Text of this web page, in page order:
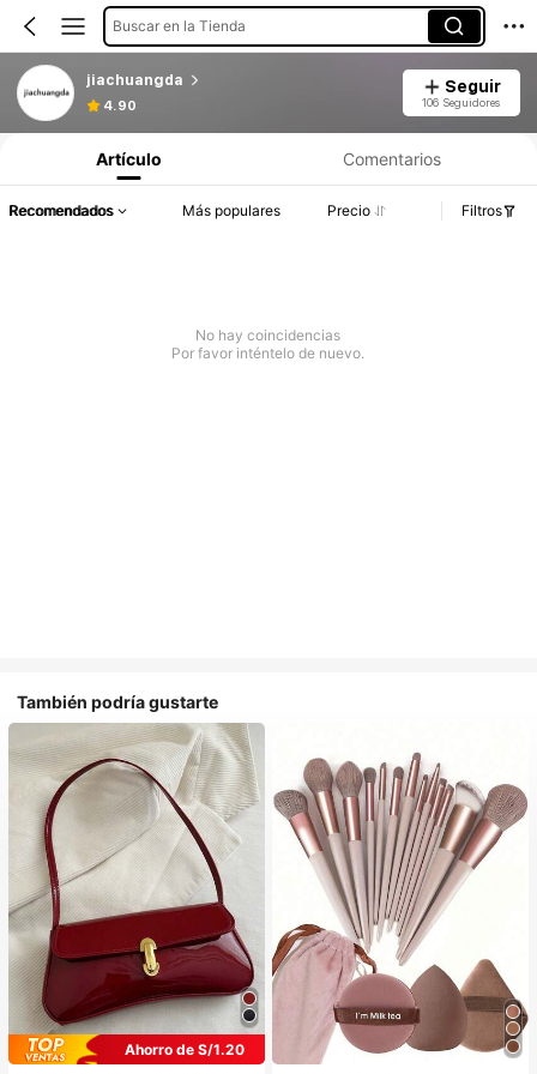
Buscar en la Tienda
jiachuangda
4.90
Seguir
106 Seguidores
Artículo Comentarios
Recomendados Más populares Precio Filtros
No hay coincidencias
Por favor inténtelo de nuevo.
También podría gustarte
Ahorro de S/1.20